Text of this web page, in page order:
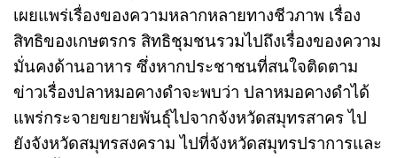
เผยแพร่เรื่องของความหลากหลายทางชีวภาพ เรื่อง
สิทธิของเกษตรกร สิทธิชุมชนรวมไปถึงเรื่องของความ
มั่นคงด้านอาหาร ซึ่งหากประชาชนที่สนใจติดตาม
ข่าวเรื่องปลาหมอคางดำจะพบว่า ปลาหมอคางดำได้
แพร่กระจายขยายพันธุ์ไปจากจังหวัดสมุทรสาคร ไป
ยังจังหวัดสมุทรสงคราม ไปที่จังหวัดสมุทรปราการและ